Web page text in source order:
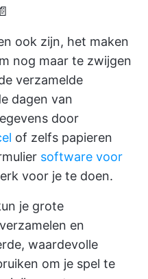
ook zijn, het maken
nog maar te zwijgen
verzamelde
dagen van
door
of zelfs papieren
software voor
voor je te doen.
je grote
en
waardevolle
om je spel te